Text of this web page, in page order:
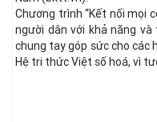
Chương trình “Kết nối mọi
người dân với khả năng
chung tay góp sức cho các
Hệ tri thức Việt số hoá, vì